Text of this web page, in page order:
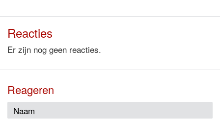
Reacties
Er zijn nog geen reacties.
Reageren